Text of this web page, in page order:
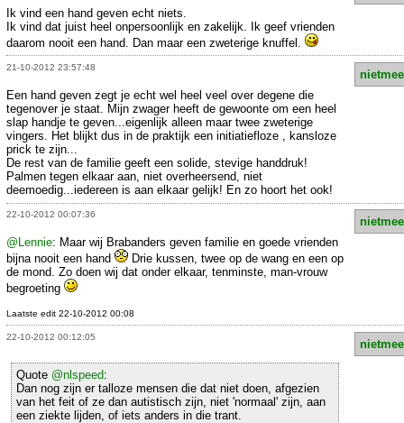
Ik vind een hand geven echt niets.
Ik vind dat juist heel onpersoonlijk en zakelijk. Ik geef vrienden
daarom nooit een hand. Dan maar een zweterige knuffel.
21-10-2012 23:57:48
Een hand geven zegt je echt wel heel veel over degene die
tegenover je staat. Mijn zwager heeft de gewoonte om een heel
slap handje te geven...eigenlijk alleen maar twee zweterige
vingers. Het blijkt dus in de praktijk een initiatiefloze , kansloze
prick te zijn...
De rest van de familie geeft een solide, stevige handdruk!
Palmen tegen elkaar aan, niet overheersend, niet
deemoedig...iedereen is aan elkaar gelijk! En zo hoort het ook!
22-10-2012 00:07:36
@Lennie: Maar wij Brabanders geven familie en goede vrienden
bijna nooit een hand
Drie kussen, twee op de wang en een op
de mond. Zo doen wij dat onder elkaar, tenminste, man-vrouw
begroeting
Laatste edit 22-10-2012 00:08
22-10-2012 00:12:05
Quote @nlspeed:
Dan nog zijn er talloze mensen die dat niet doen, afgezien
van het feit of ze dan autistisch zijn, niet 'normaal' zijn, aan
een ziekte lijden, of iets anders in die trant.